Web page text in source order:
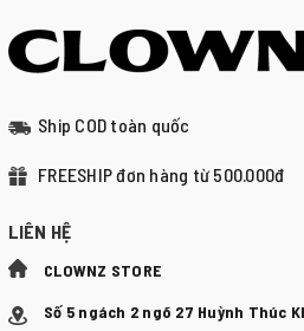
Ship COD toàn quốc
FREESHIP đơn hàng từ 500.000đ
LIÊN HỆ
CLOWNZ STORE
Số 5 ngách 2 ngõ 27 Huỳnh Thúc